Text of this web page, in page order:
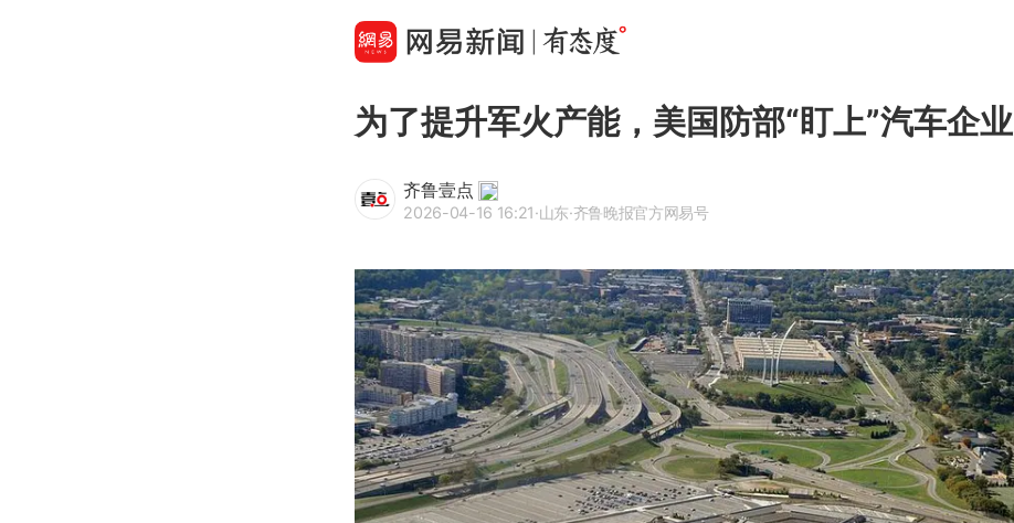
为了提升军火产能，美国防部“盯上”汽车企业
齐鲁壹点
2026-04-16 16:21·山东·齐鲁晚报官方网易号